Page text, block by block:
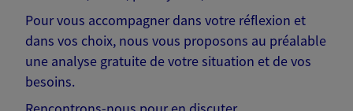
Pour vous accompagner dans votre réflexion et
dans vos choix, nous vous proposons au préalable
une analyse gratuite de votre situation et de vos
besoins.